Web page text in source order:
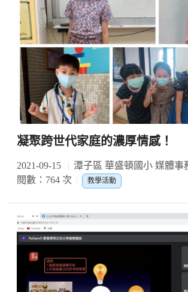
凝聚跨世代家庭的濃厚情感！
2021-09-15 潭子區 華盛頓國小 媒體事
閱數：764 次
教學活動